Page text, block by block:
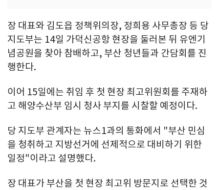
장 대표와 김도읍 정책위의장, 정희용 사무총장 등 당
지도부는 14일 가덕신공항 현장을 둘러본 뒤 유엔기
념공원을 찾아 참배하고, 부산 청년들과 간담회를 진
행한다.
이어 15일에는 취임 후 첫 현장 최고위원회를 주재하
고 해양수산부 임시 청사 부지를 시찰할 예정이다.
당 지도부 관계자는 뉴스1과의 통화에서 "부산 민심
을 청취하고 지방선거에 선제적으로 대비하기 위한
일정"이라고 설명했다.
장 대표가 부산을 첫 현장 최고위 방문지로 선택한 것